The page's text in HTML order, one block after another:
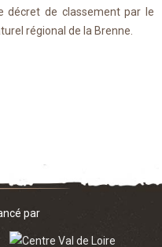
décret de classement par le
régional de la Brenne.
par